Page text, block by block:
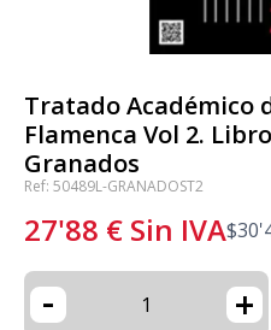
Tratado Académico
Flamenca Vol 2.
Granados
Ref: 50489L-GRANADOST2
27'88 € Sin IVA$
- +